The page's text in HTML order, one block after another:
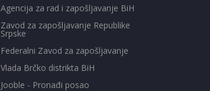
Agencija za rad i zapošljavanje BiH
Zavod za zapošljavanje Republike
Srpske
Federalni Zavod za zapošljavanje
Vlada Brčko distrikta BiH
Jooble - Pronađi posao